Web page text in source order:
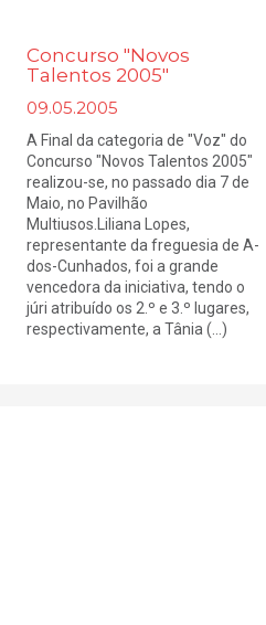
Concurso "Novos
Talentos 2005"
09.05.2005
A Final da categoria de "Voz" do
Concurso "Novos Talentos 2005"
realizou-se, no passado dia 7 de
Maio, no Pavilhão
Multiusos.Liliana Lopes,
representante da freguesia de A-
dos-Cunhados, foi a grande
vencedora da iniciativa, tendo o
júri atribuído os 2.º e 3.º lugares,
respectivamente, a Tânia (...)